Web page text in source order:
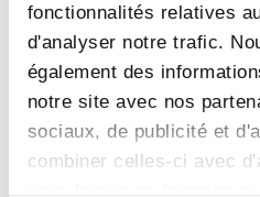
fonctionnalités relatives
d'analyser notre trafic.
également des
notre site avec nos
sociaux, de publicité et
combiner celles-ci avec
qui permet de réduire
pesticides dans la
conformément au «
européen.